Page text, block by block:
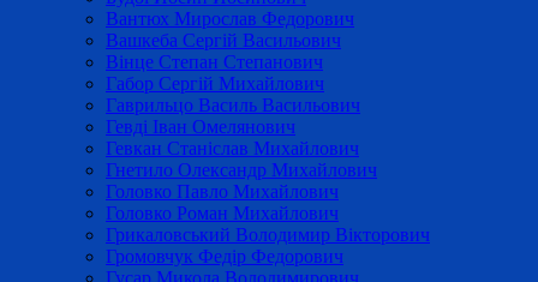
Вантюх Мирослав Федорович
Вашкеба Сергій Васильович
Вінце Степан Степанович
Габор Сергій Михайлович
Гаврильцо Василь Васильович
Гевді Іван Омелянович
Гевкан Станіслав Михайлович
Гнетило Олександр Михайлович
Головко Павло Михайлович
Головко Роман Михайлович
Грикаловський Володимир Вікторович
Громовчук Федір Федорович
Гусар Микола Володимирович